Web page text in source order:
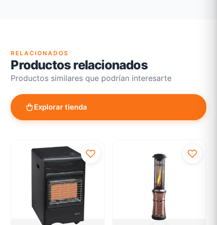
RELACIONADOS
Productos relacionados
Productos similares que podrían interesarte
Explorar tienda